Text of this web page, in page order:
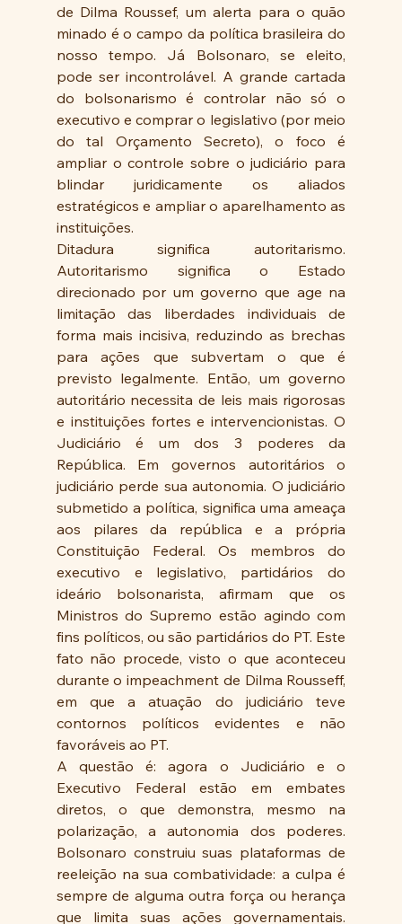
de Dilma Roussef, um alerta para o quão
minado é o campo da política brasileira do
nosso tempo. Já Bolsonaro, se eleito,
pode ser incontrolável. A grande cartada
do bolsonarismo é controlar não só o
executivo e comprar o legislativo (por meio
do tal Orçamento Secreto), o foco é
ampliar o controle sobre o judiciário para
blindar juridicamente os aliados
estratégicos e ampliar o aparelhamento as
instituições.
Ditadura significa autoritarismo.
Autoritarismo significa o Estado
direcionado por um governo que age na
limitação das liberdades individuais de
forma mais incisiva, reduzindo as brechas
para ações que subvertam o que é
previsto legalmente. Então, um governo
autoritário necessita de leis mais rigorosas
e instituições fortes e intervencionistas. O
Judiciário é um dos 3 poderes da
República. Em governos autoritários o
judiciário perde sua autonomia. O judiciário
submetido a política, significa uma ameaça
aos pilares da república e a própria
Constituição Federal. Os membros do
executivo e legislativo, partidários do
ideário bolsonarista, afirmam que os
Ministros do Supremo estão agindo com
fins políticos, ou são partidários do PT. Este
fato não procede, visto o que aconteceu
durante o impeachment de Dilma Rousseff,
em que a atuação do judiciário teve
contornos políticos evidentes e não
favoráveis ao PT.
A questão é: agora o Judiciário e o
Executivo Federal estão em embates
diretos, o que demonstra, mesmo na
polarização, a autonomia dos poderes.
Bolsonaro construiu suas plataformas de
reeleição na sua combatividade: a culpa é
sempre de alguma outra força ou herança
que limita suas ações governamentais.